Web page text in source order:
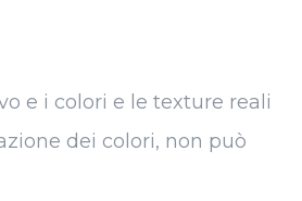
e i colori e le texture reali
dei colori, non può